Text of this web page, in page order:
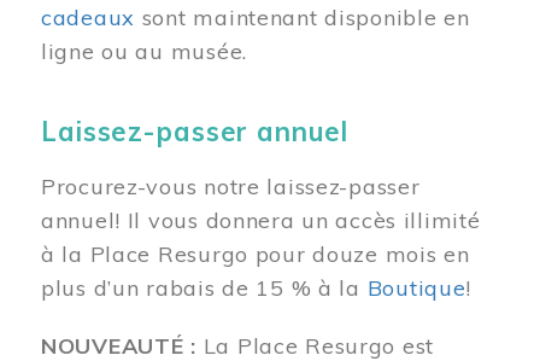
cadeaux sont maintenant disponible en
ligne ou au musée.
Laissez-passer annuel
Procurez-vous notre laissez-passer
annuel! Il vous donnera un accès illimité
à la Place Resurgo pour douze mois en
plus d’un rabais de 15 % à la Boutique!
NOUVEAUTÉ : La Place Resurgo est